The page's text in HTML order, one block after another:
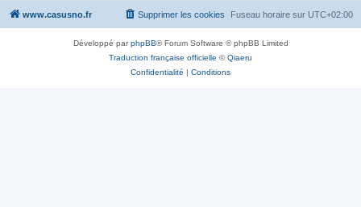
www.casusno.fr Fuseau horaire sur UTC+02:00
Supprimer les cookies
Développé parphpBB® Forum Software © phpBB Limited
Traduction française officielle ©Qiaeru
Confidentialité | Conditions